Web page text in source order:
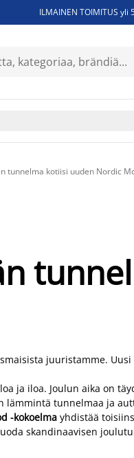
ILMAINEN TOIMITUS
tunnelma kotiisi uuden Nordic
juuristamme. Uusi
ja iloa. Joulun aika on
lämmintä tunnelmaa ja
-kokoelma yhdistää
skandinaavisen